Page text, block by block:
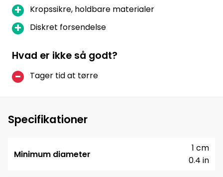
Kropssikre, holdbare materialer
Diskret forsendelse
Hvad er ikke så godt?
Tager tid at tørre
Specifikationer
Minimum diameter
0.4 in
1 cm